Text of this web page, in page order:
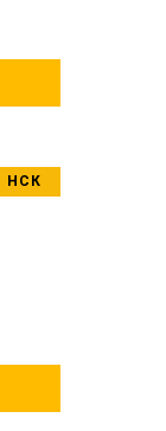
НСК